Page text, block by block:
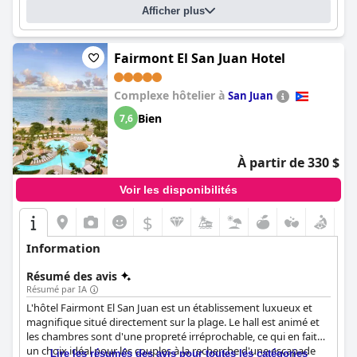
l'emplacement, les équipements et les services de l'hôtel en font
un lieu de séjour idéal.
Afficher plus
Fairmont El San Juan Hotel
Complexe hôtelier à San Juan
7,6 Bien
À partir de 330 $
Voir les disponibilités
$
Information
Résumé des avis
Résumé par IA
L'hôtel Fairmont El San Juan est un établissement luxueux et
magnifique situé directement sur la plage. Le hall est animé et
les chambres sont d'une propreté irréprochable, ce qui en fait
un choix idéal pour les couples à la recherche d'une escapade
Lire les résumés des avis pour toutes les catégories